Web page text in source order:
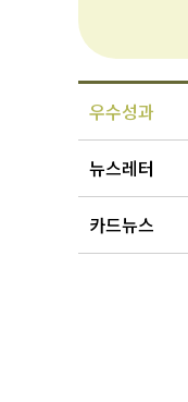
우수성과
뉴스레터
카드뉴스